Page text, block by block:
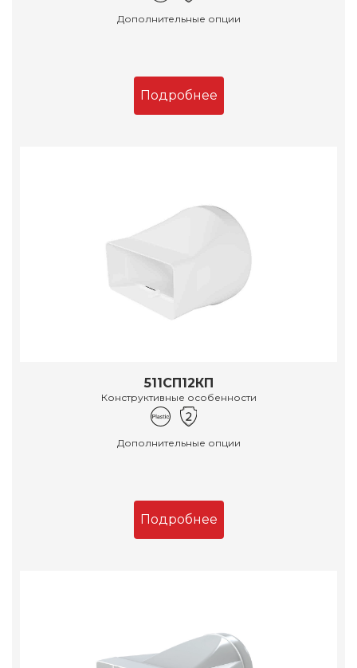
Дополнительные опции
Подробнее
511СП12КП
Конструктивные особенности
Дополнительные опции
Подробнее